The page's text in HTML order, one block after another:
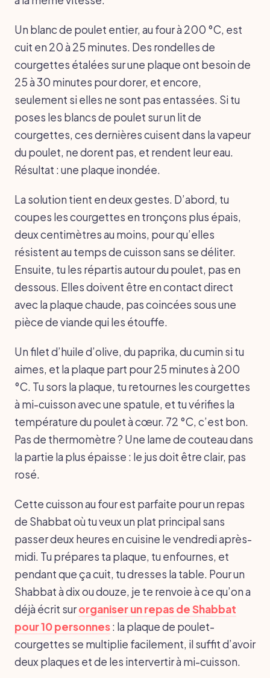
Un blanc de poulet entier, au four à 200 °C, est
cuit en 20 à 25 minutes. Des rondelles de
courgettes étalées sur une plaque ont besoin de
25 à 30 minutes pour dorer, et encore,
seulement si elles ne sont pas entassées. Si tu
poses les blancs de poulet sur un lit de
courgettes, ces dernières cuisent dans la vapeur
du poulet, ne dorent pas, et rendent leur eau.
Résultat : une plaque inondée.
La solution tient en deux gestes. D’abord, tu
coupes les courgettes en tronçons plus épais,
deux centimètres au moins, pour qu’elles
résistent au temps de cuisson sans se déliter.
Ensuite, tu les répartis autour du poulet, pas en
dessous. Elles doivent être en contact direct
avec la plaque chaude, pas coincées sous une
pièce de viande qui les étouffe.
Un filet d’huile d’olive, du paprika, du cumin si tu
aimes, et la plaque part pour 25 minutes à 200
°C. Tu sors la plaque, tu retournes les courgettes
à mi-cuisson avec une spatule, et tu vérifies la
température du poulet à cœur. 72 °C, c’est bon.
Pas de thermomètre ? Une lame de couteau dans
la partie la plus épaisse : le jus doit être clair, pas
rosé.
Cette cuisson au four est parfaite pour un repas
de Shabbat où tu veux un plat principal sans
passer deux heures en cuisine le vendredi après-
midi. Tu prépares ta plaque, tu enfournes, et
pendant que ça cuit, tu dresses la table. Pour un
Shabbat à dix ou douze, je te renvoie à ce qu’on a
déjà écrit surorganiser un repas de Shabbat
pour 10 personnes: la plaque de poulet-
courgettes se multiplie facilement, il suffit d’avoir
deux plaques et de les intervertir à mi-cuisson.